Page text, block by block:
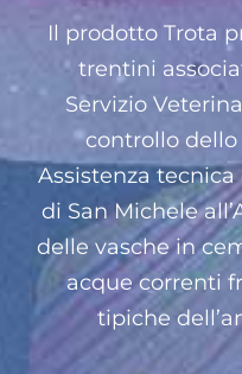
Il prodotto Trota
trentini
Servizio
controllo dello
Assistenza
di San Michele
delle vasche in
acque correnti
tipiche